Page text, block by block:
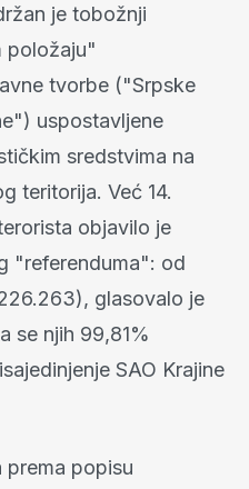
je tobožnji
položaju"
tvorbe ("Srpske
uspostavljene
sredstvima na
teritorija. Već 14.
objavilo je
"referenduma": od
glasovalo je
se njih 99,81%
SAO Krajine
prema popisu